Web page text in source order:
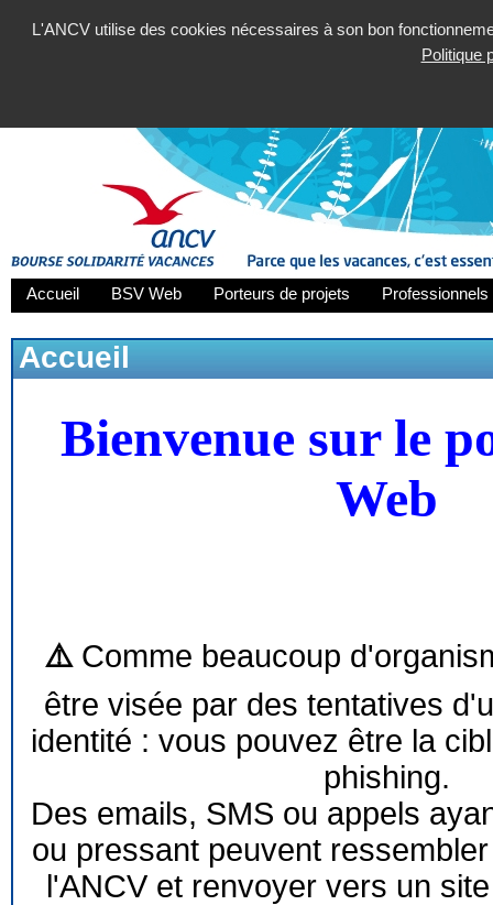
L'ANCV utilise des cookies nécessaires à son bon
Politique
Accueil BSV Web Porteurs de projets
Accueil
Bienvenue sur le
Web
⚠️ Comme beaucoup
être visée par des tentatives
identité : vous pouvez être la
phishing.
Des emails, SMS ou appels
ou pressant peuvent
l'ANCV et renvoyer vers un